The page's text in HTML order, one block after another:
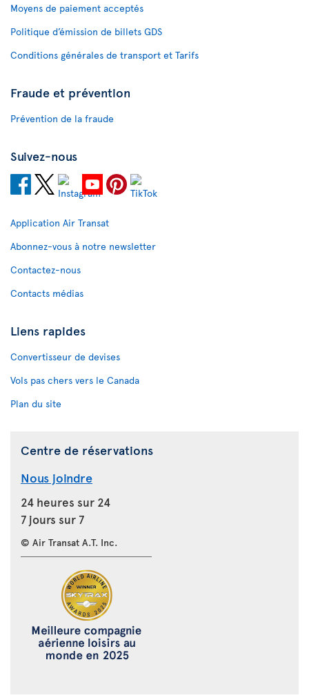
Moyens de paiement acceptés
Politique d’émission de billets GDS
Conditions générales de transport et Tarifs
Fraude et prévention
Prévention de la fraude
Suivez-nous
Application Air Transat
Abonnez-vous à notre newsletter
Contactez-nous
Contacts médias
Liens rapides
Convertisseur de devises
Vols pas chers vers le Canada
Plan du site
Centre de réservations
Nous joindre
24 heures sur 24
7 jours sur 7
© Air Transat A.T. Inc.